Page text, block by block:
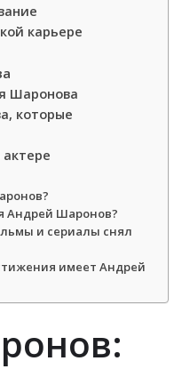
карьере
Шаронова
которые
Андрей Шаронов?
и сериалы снял
имеет Андрей